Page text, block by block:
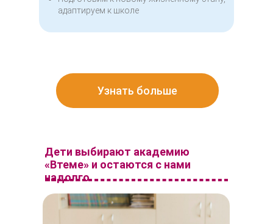
адаптируем к школе
Узнать больше
Дети выбирают академию
«Втеме» и остаются с нами
надолго